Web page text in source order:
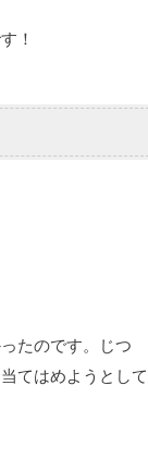
！
たのです。じつ
てはめようとして